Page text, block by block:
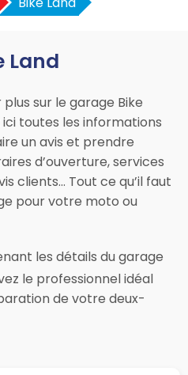
Land
sur le garage Bike
ici toutes les informations
un avis et prendre
d’ouverture, services
clients… Tout ce qu’il faut
pour votre moto ou
les détails du garage
le professionnel idéal
de votre deux-